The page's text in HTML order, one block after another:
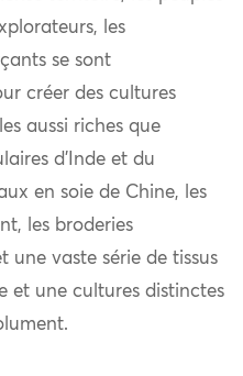
les
se sont
créer des cultures
aussi riches que
d’Inde et du
en soie de Chine, les
les broderies
une vaste série de tissus
et une cultures distinctes